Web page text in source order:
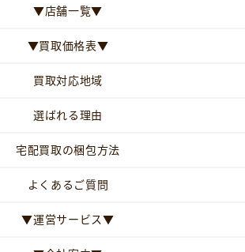
▼店舗一覧▼
▼買取価格表▼
買取対応地域
選ばれる理由
宅配買取の梱包方法
よくあるご質問
▼運営サービス▼